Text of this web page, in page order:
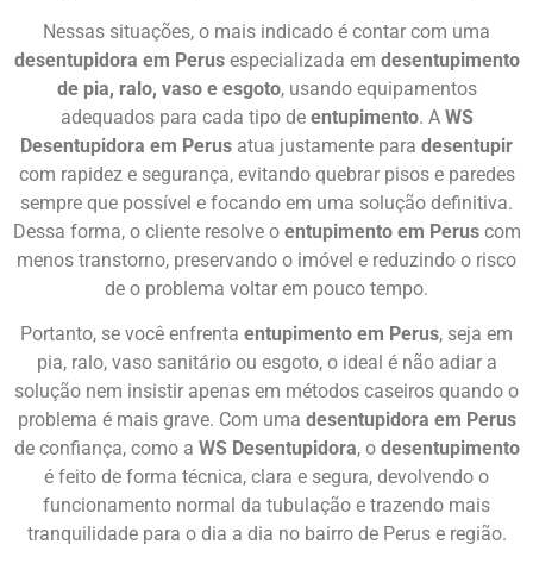
Nessas situações, o mais indicado é contar com uma
desentupidora em Perusespecializada em desentupimento
de pia, ralo, vaso e esgoto, usando equipamentos
adequados para cada tipo de entupimento. A WS
Desentupidora em Perus atua justamente para desentupir
com rapidez e segurança, evitando quebrar pisos e paredes
sempre que possível e focando em uma solução definitiva.
Dessa forma, o cliente resolve o entupimento em Peruscom
menos transtorno, preservando o imóvel e reduzindo o risco
de o problema voltar em pouco tempo.
Portanto, se você enfrenta entupimento em Perus, seja em
pia, ralo, vaso sanitário ou esgoto, o ideal é não adiar a
solução nem insistir apenas em métodos caseiros quando o
problema é mais grave. Com uma desentupidora em Perus
de confiança, como a WS Desentupidora, o desentupimento
é feito de forma técnica, clara e segura, devolvendo o
funcionamento normal da tubulação e trazendo mais
tranquilidade para o dia a dia no bairro de Perus e região.